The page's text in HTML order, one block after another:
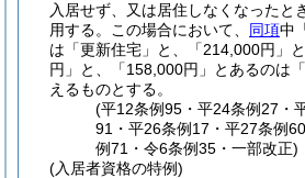
入居せず、又は居住しなくなったと
用する。
この場合において、 同項中
は「更新住宅」と、「214,000円」
円」と、「158,000円」とあるのは
えるものとする。
(平12条例95・平24条例27・
91・平26条例17・平27条例
例71・令6条例35・一部改正)
(入居者資格の特例)